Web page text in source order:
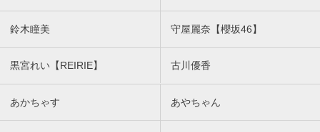
鈴木瞳美 守屋麗奈【櫻坂46】
黒宮れい【REIRIE】 古川優香
あかちゃす あやちゃん